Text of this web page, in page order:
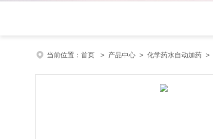
当前位置： 首页 > 产品中心 > 化学药水自动加药 >